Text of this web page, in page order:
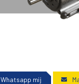
Whatsapp mij